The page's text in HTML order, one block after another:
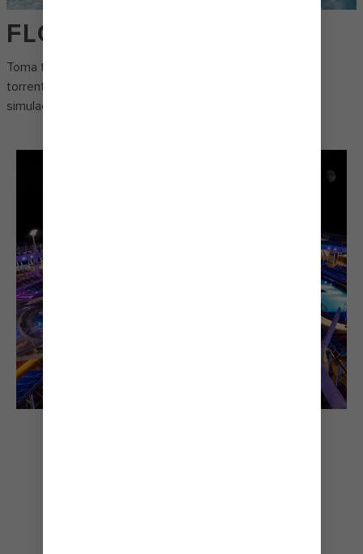
FLOWRIDER
Toma tu tabla y prepárate, 113.562 litros de aguas
torrentosas te esperan. El surf siempre está activo en el
simulador de surf de 12,1 metros de largo FlowRider®*.